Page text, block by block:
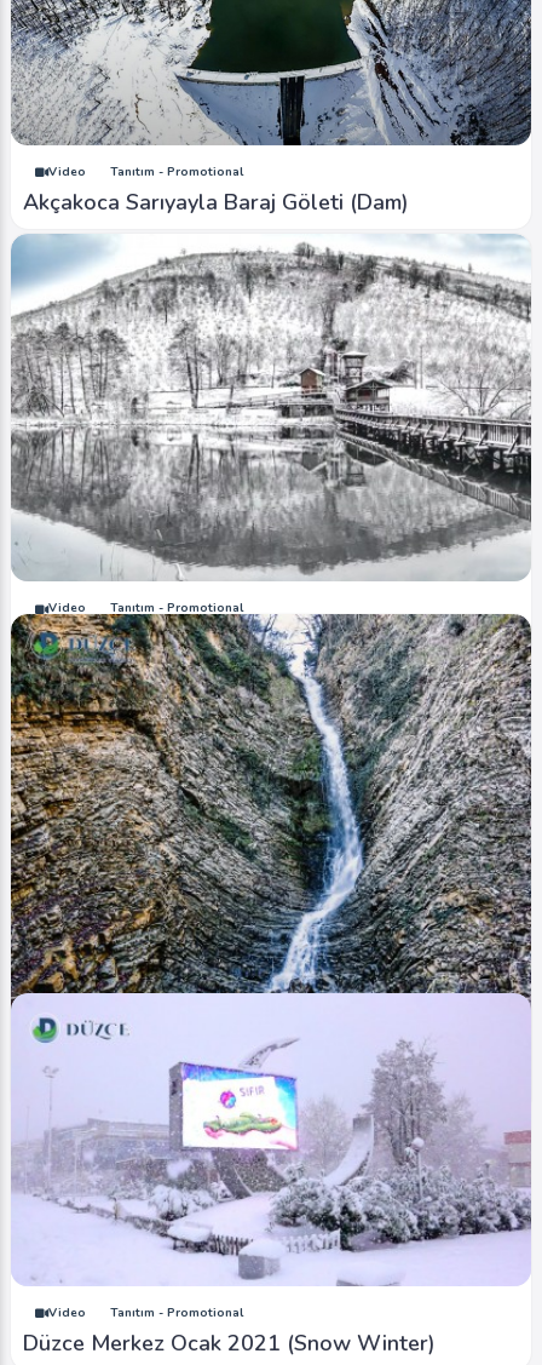
Video Tanıtım - Promotional
Akçakoca Sarıyayla Baraj Göleti (Dam)
Video Tanıtım - Promotional
Efteni Gölü (Kar Kış / Snow Winter)
Harmankaya Şelalesi (Harmankaya Waterfall)
Video Tanıtım - Promotional
Düzce Merkez Ocak 2021 (Snow Winter)